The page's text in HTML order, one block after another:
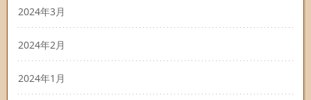
2024年3月
2024年2月
2024年1月